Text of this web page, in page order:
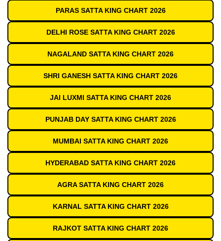
PARAS SATTA KING CHART 2026
DELHI ROSE SATTA KING CHART 2026
NAGALAND SATTA KING CHART 2026
SHRI GANESH SATTA KING CHART 2026
JAI LUXMI SATTA KING CHART 2026
PUNJAB DAY SATTA KING CHART 2026
MUMBAI SATTA KING CHART 2026
HYDERABAD SATTA KING CHART 2026
AGRA SATTA KING CHART 2026
KARNAL SATTA KING CHART 2026
RAJKOT SATTA KING CHART 2026